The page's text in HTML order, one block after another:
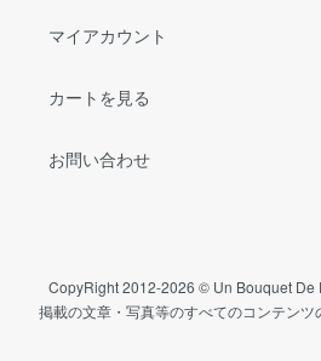
マイアカウント
カートを見る
お問い合わせ
CopyRight 2012-2026 © Un Bouquet De
掲載の文章・写真等のすべてのコンテンツ